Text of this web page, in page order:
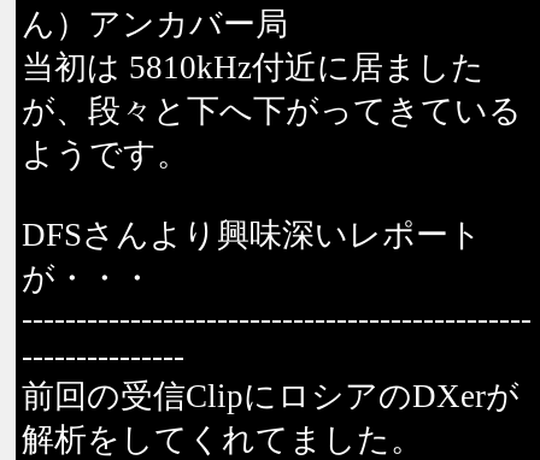
ん）アンカバー局
当初は 5810kHz付近に居ました
が、段々と下へ下がってきている
ようです。
DFSさんより興味深いレポート
が・・・
-----------------------------------------------
---------------
前回の受信ClipにロシアのDXerが
解析をしてくれてました。